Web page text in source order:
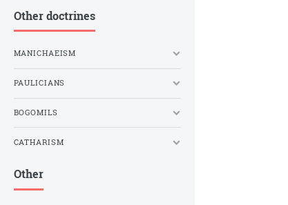
Other doctrines
MANICHAEISM
PAULICIANS
BOGOMILS
CATHARISM
Other